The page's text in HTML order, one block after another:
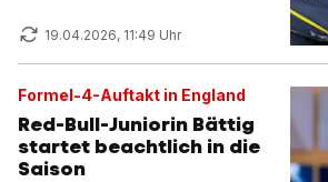
19.04.2026, 11:49 Uhr
Formel-4-Auftakt in England
Red-Bull-Juniorin Bättig
startet beachtlich in die
Saison